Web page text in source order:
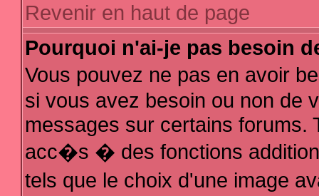
Revenir en haut de page
Pourquoi n'ai-je pas besoin
Vous pouvez ne pas en avoir
si vous avez besoin ou non de
messages sur certains forums.
acc�s � des fonctions
tels que le choix d'une image